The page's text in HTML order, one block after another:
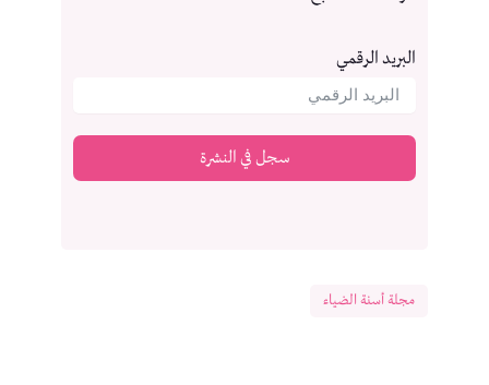
البريد الرقمي
سجل في النشرة
مجلة أسنة الضياء